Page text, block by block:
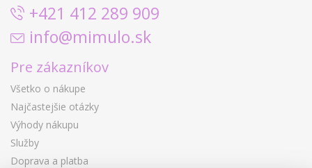
+421 412 289 909
info@mimulo.sk
Pre zákazníkov
Všetko o nákupe
Najčastejšie otázky
Výhody nákupu
Služby
Doprava a platba